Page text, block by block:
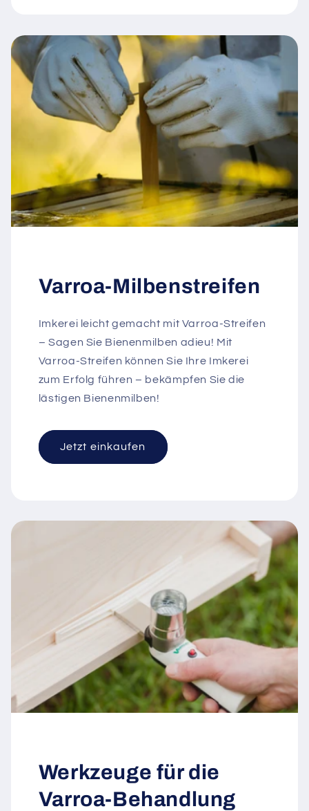
Varroa-Milbenstreifen
Imkerei leicht gemacht mit Varroa-Streifen
– Sagen Sie Bienenmilben adieu! Mit
Varroa-Streifen können Sie Ihre Imkerei
zum Erfolg führen – bekämpfen Sie die
lästigen Bienenmilben!
Jetzt einkaufen
Werkzeuge für die
Varroa-Behandlung